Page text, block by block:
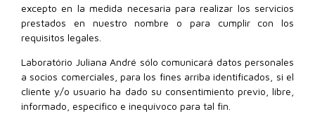
excepto en la medida necesaria para realizar los servicios
prestados en nuestro nombre o para cumplir con los
requisitos legales.
Laboratório Juliana André sólo comunicará datos personales
a socios comerciales, para los fines arriba identificados, si el
cliente y/o usuario ha dado su consentimiento previo, libre,
informado, específico e inequívoco para tal fin.